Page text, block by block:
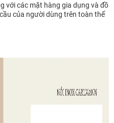
với các mặt hàng gia dụng và đồ
của người dùng trên toàn thế